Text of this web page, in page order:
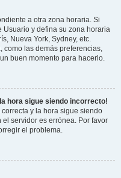
a otra zona horaria. Si
Usuario y defina su zona horaria
Nueva York, Sydney, etc.
como las demás preferencias,
buen momento para hacerlo.
hora sigue siendo incorrecto!
y la hora sigue siendo
servidor es errónea. Por favor
el problema.